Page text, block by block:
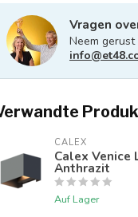
Vragen
Neem
CALEX
Calex Venice
Anthrazit
Auf Lager